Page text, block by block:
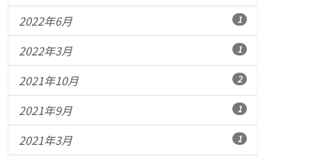
2022年6月 1
2022年3月 1
2021年10月 2
2021年9月 1
2021年3月 1